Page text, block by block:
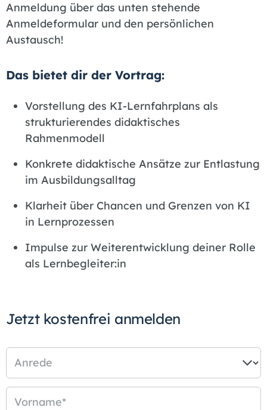
Anmeldung über das unten stehende
Anmeldeformular und den persönlichen
Austausch!
Das bietet dir der Vortrag:
Vorstellung des KI-Lernfahrplans als
strukturierendes didaktisches
Rahmenmodell
Konkrete didaktische Ansätze zur Entlastung
im Ausbildungsalltag
Klarheit über Chancen und Grenzen von KI
in Lernprozessen
Impulse zur Weiterentwicklung deiner Rolle
als Lernbegleiter:in
Jetzt kostenfrei anmelden
Anrede
Vorname*